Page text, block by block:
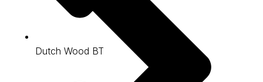
Dutch Wood BT